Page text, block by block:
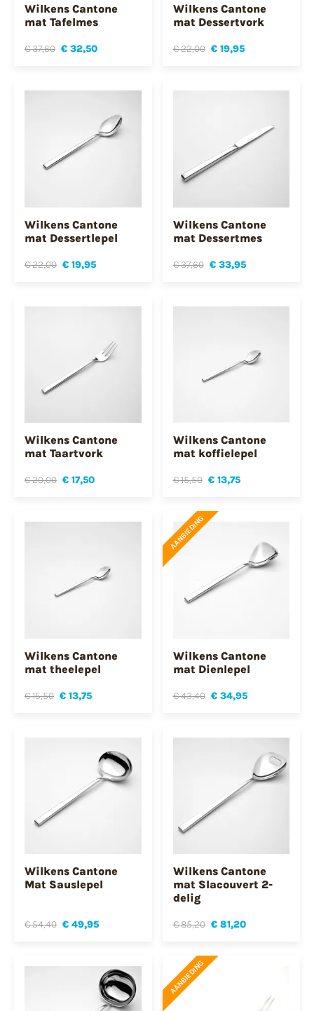
Wilkens Cantone
mat Tafelmes
€ 37,60 € 32,50
Wilkens Cantone
mat Dessertvork
€ 22,00 € 19,95
Wilkens Cantone
mat Dessertlepel
€ 22,00 € 19,95
Wilkens Cantone
mat Dessertmes
€ 37,60 € 33,95
Wilkens Cantone
mat Taartvork
€ 20,00 € 17,50
Wilkens Cantone
mat koffielepel
€ 15,50 € 13,75
Wilkens Cantone
mat theelepel
€ 15,50 € 13,75
AANBIEDING
Wilkens Cantone
mat Dienlepel
€ 43,40 € 34,95
Wilkens Cantone
Mat Sauslepel
€ 54,40 € 49,95
Wilkens Cantone
mat Slacouvert 2-
delig
€ 85,20 € 81,20
AANBIEDING